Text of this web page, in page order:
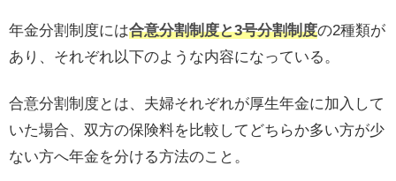
年金分割制度には合意分割制度と3号分割制度の2種類が
あり、それぞれ以下のような内容になっている。
合意分割制度とは、夫婦それぞれが厚生年金に加入して
いた場合、双方の保険料を比較してどちらか多い方が少
ない方へ年金を分ける方法のこと。